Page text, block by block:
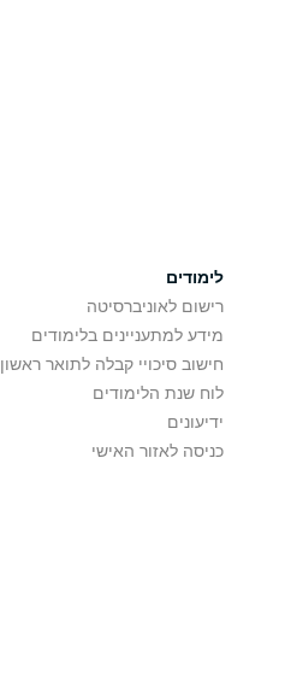
לימודים
רישום לאוניברסיטה
מידע למתעניינים בלימודים
חישוב סיכויי קבלה לתואר ראשון
לוח שנת הלימודים
ידיעונים
כניסה לאזור האישי